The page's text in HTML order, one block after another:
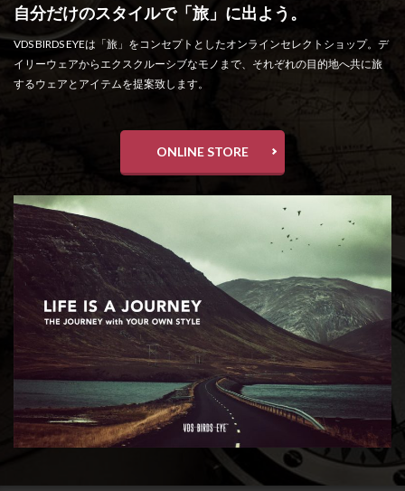
自分だけのスタイルで「旅」に出よう。
VDS BIRDS EYEは「旅」をコンセプトとしたオンラインセレクトショップ。デ
イリーウェアからエクスクルーシブなモノまで、それぞれの目的地へ共に旅
するウェアとアイテムを提案致します。
ONLINE STORE